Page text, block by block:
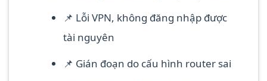
📌 Lỗi VPN, không đăng nhập được
tài nguyên
📌 Gián đoạn do cấu hình router sai